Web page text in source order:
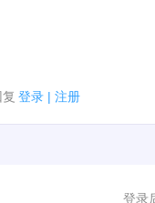
登录 | 注册
登录
端新用户可以发表评论了